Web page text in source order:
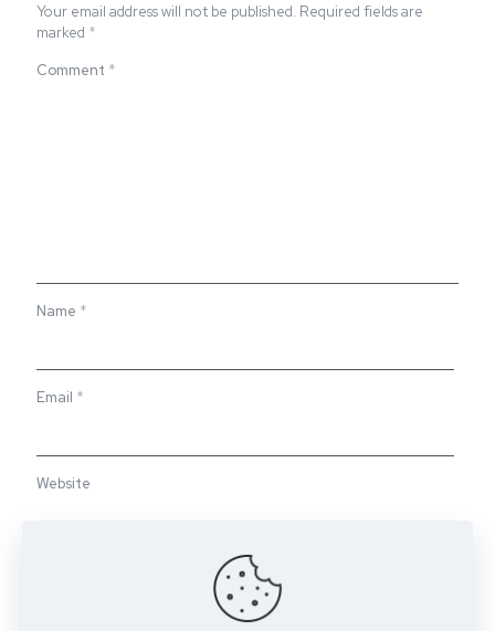
Your email address will not be published. Required fields are
marked *
Comment *
Name *
Email *
Website
Save my name, email, and website in this browser for the